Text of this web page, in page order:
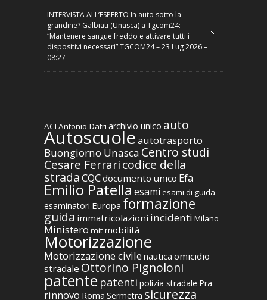
INTERVISTA ALL’ESPERTO In auto sotto la
grandine? Galbiati (Unasca) a Tgcom24:
“Mantenere sangue freddo e attivare tutti i
dispositivi necessari” TGCOM24 – 23 Lug 2026 –
08:27
ACI Antonio Datri archivio unico auto
Autoscuoleautotrasporto
Buongiorno Unasca Centro studi
Cesare Ferraricodice della
stradaCQCdocumento unico Efa
Emilio Patella esami esami di guida
esaminatori Europa formazione
guida immatricolazioni incidenti Milano
Ministero mit mobilità
Motorizzazione
Motorizzazione civile nautica omicidio
stradale Ottorino Pignoloni
patente patenti polizia stradale Pra
rinnovo Roma Sermetra sicurezza